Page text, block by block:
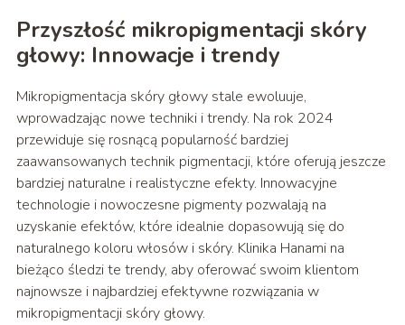
Przyszłość mikropigmentacji skóry
głowy: Innowacje i trendy
Mikropigmentacja skóry głowy stale ewoluuje,
wprowadzając nowe techniki i trendy. Na rok 2024
przewiduje się rosnącą popularność bardziej
zaawansowanych technik pigmentacji, które oferują jeszcze
bardziej naturalne i realistyczne efekty. Innowacyjne
technologie i nowoczesne pigmenty pozwalają na
uzyskanie efektów, które idealnie dopasowują się do
naturalnego koloru włosów i skóry. Klinika Hanami na
bieżąco śledzi te trendy, aby oferować swoim klientom
najnowsze i najbardziej efektywne rozwiązania w
mikropigmentacji skóry głowy.